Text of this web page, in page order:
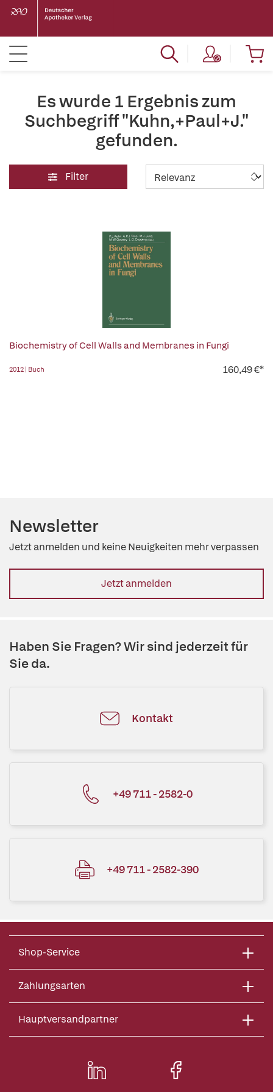
Es wurde 1 Ergebnis zum
Suchbegriff "Kuhn,+Paul+J."
gefunden.
Filter
Biochemistry of Cell Walls and Membranes in Fungi
2012 | Buch 160,49 €*
Newsletter
Jetzt anmelden und keine Neuigkeiten mehr verpassen
Jetzt anmelden
Haben Sie Fragen? Wir sind jederzeit für
Sie da.
Kontakt
+49 711 - 2582-0
+49 711 - 2582-390
Shop-Service
Zahlungsarten
Hauptversandpartner